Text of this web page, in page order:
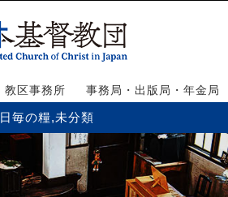
教区事務所 事務局・出版局・年金局
日毎の糧,未分類